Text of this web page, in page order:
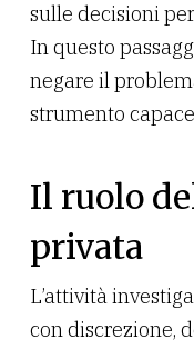
sulle decisioni
In questo
negare il
strumento
Il ruolo
privata
L’attività
con discrezione,